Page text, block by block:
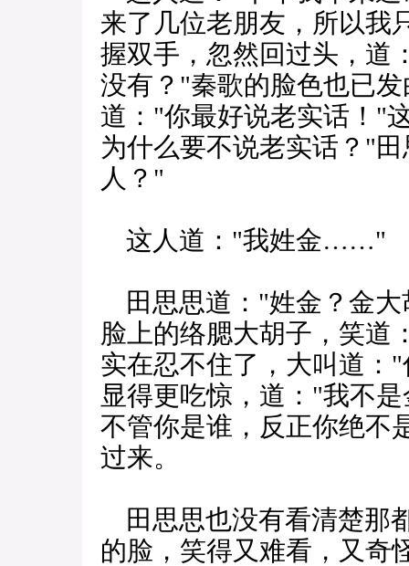
来了几位老朋友，所以我
握双手，忽然回过头，
没有？"秦歌的脸色也已
道："你最好说老实话！"
为什么要不说老实话？"
人？"
这人道："我姓金……"
田思思道："姓金？金大
脸上的络腮大胡子，笑道
实在忍不住了，大叫道：
显得更吃惊，道："我不
不管你是谁，反正你绝不
过来。
田思思也没有看清楚那
的脸，笑得又难看，又奇